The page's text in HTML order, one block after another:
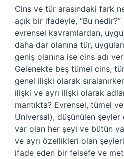
Cins ve tür arasındaki fark
açık bir ifadeyle, “Bu
evrensel kavramlardan,
daha dar olanına tür,
geniş olanına ise cins adı
Gelenekte beş tümel cins,
genel ilişki olarak
ilişki ve ayrı ilişki olarak
mantıkta? Evrensel, tümel
Universal), düşünülen
var olan her şeyi ve bütün
ve ayrı özellikleri olan
ifade eden bir felsefe ve